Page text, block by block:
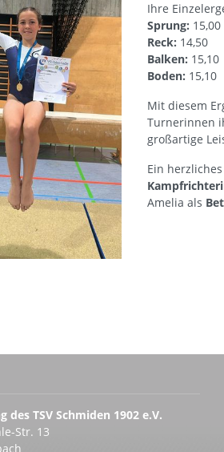
Ihre
Sprung: 15,00
Reck: 14,50
Balken: 15,10
Boden: 15,10
Mit diesem
Turnerinnen
großartige
Ein
Amelia als
des TSV Schmiden 1902 e.V.
Str. 13